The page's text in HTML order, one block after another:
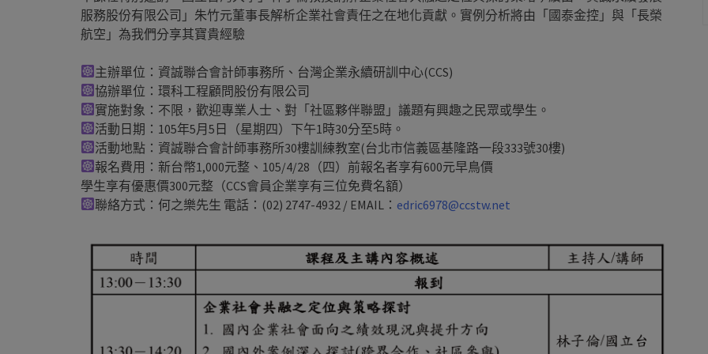
服務股份有限公司」朱竹元董事長解析企業社會責任之在地化貢獻。實例分析將由「國泰金控」與「長榮
航空」為我們分享其寶貴經驗
主辦單位：資誠聯合會計師事務所、台灣企業永續研訓中心(CCS)
協辦單位：環科工程顧問股份有限公司
實施對象：不限，歡迎專業人士、對「社區夥伴聯盟」議題有興趣之民眾或學生。
活動日期：105年5月5日（星期四）下午1時30分至5時。
活動地點：資誠聯合會計師事務所30樓訓練教室(台北市信義區基隆路一段333號30樓)
報名費用：新台幣1,000元整、105/4/28（四）前報名者享有600元早鳥價
學生享有優惠價300元整（CCS會員企業享有三位免費名額）
聯絡方式：何之樂先生 電話：(02) 2747-4932 / EMAIL： edric6978@ccstw.net